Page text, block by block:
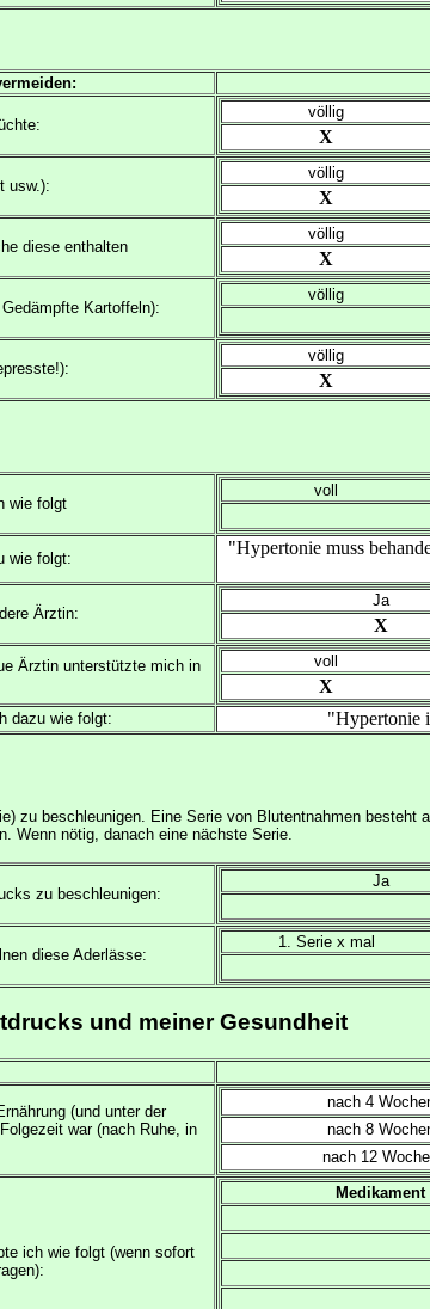
völlig
X
usw.):
völlig
X
diese enthalten
völlig
X
Kartoffeln):
völlig
völlig
X
wie folgt
voll
wie folgt:
"Hypertonie muss
Ärztin:
Ja
X
Ärztin unterstützte mich in
voll
X
dazu wie folgt: "Hypertonie
zu beschleunigen. Eine Serie von Blutentnahmen
Wenn nötig, danach eine nächste Serie.
zu beschleunigen:
Ja
diese Aderlässe:
1. Serie x mal
und meiner Gesundheit
(und unter der
war (nach Ruhe, in
nach 4
nach 8
nach 12
ich wie folgt (wenn sofort
Medikament